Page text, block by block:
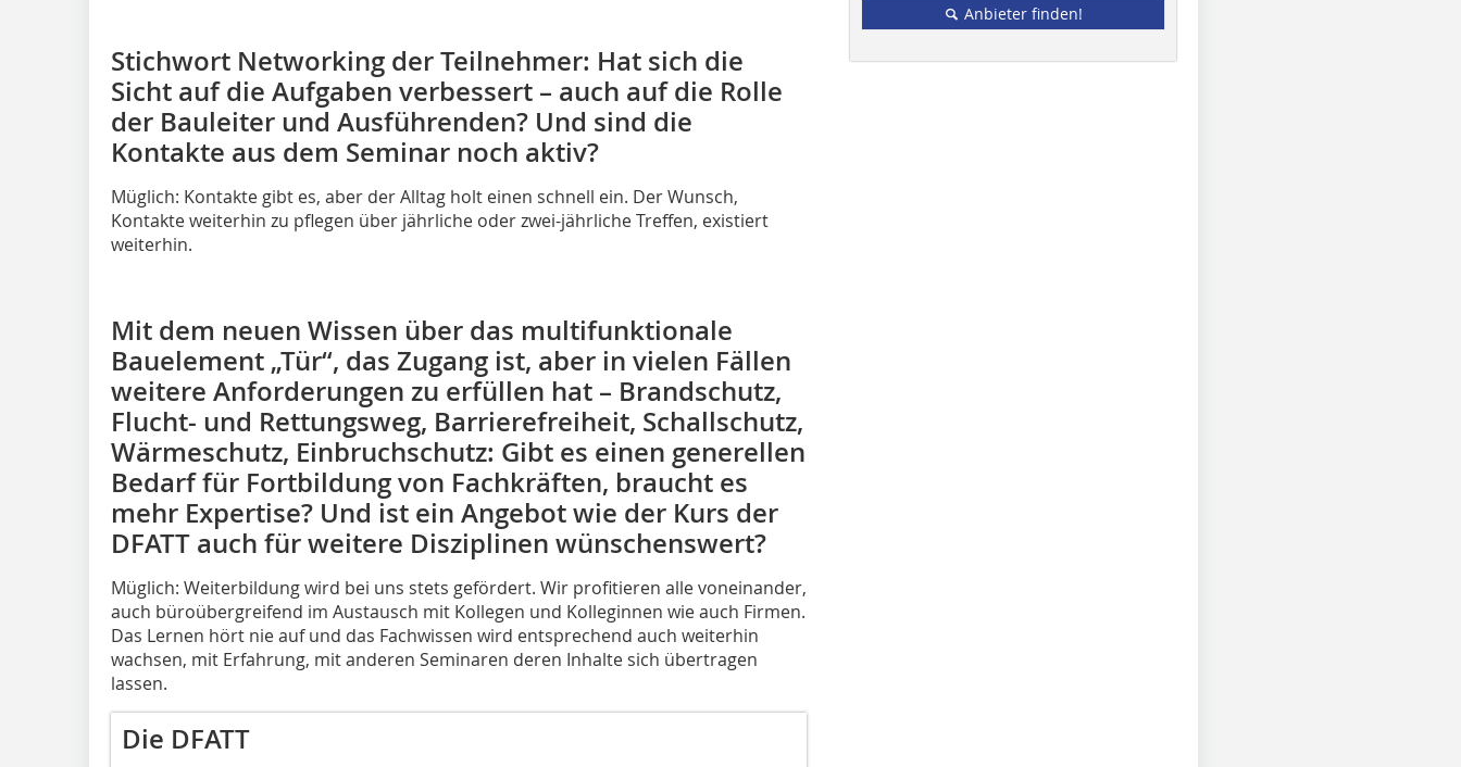
Stichwort Networking der Teilnehmer: Hat sich die
Sicht auf die Aufgaben verbessert – auch auf die Rolle
der Bauleiter und Ausführenden? Und sind die
Kontakte aus dem Seminar noch aktiv?
Müglich: Kontakte gibt es, aber der Alltag holt einen schnell ein. Der Wunsch,
Kontakte weiterhin zu pflegen über jährliche oder zwei-jährliche Treffen, existiert
weiterhin.
Mit dem neuen Wissen über das multifunktionale
Bauelement „Tür“, das Zugang ist, aber in vielen Fällen
weitere Anforderungen zu erfüllen hat – Brandschutz,
Flucht- und Rettungsweg, Barrierefreiheit, Schallschutz,
Wärmeschutz, Einbruchschutz: Gibt es einen generellen
Bedarf für Fortbildung von Fachkräften, braucht es
mehr Expertise? Und ist ein Angebot wie der Kurs der
DFATT auch für weitere Disziplinen wünschenswert?
Müglich: Weiterbildung wird bei uns stets gefördert. Wir profitieren alle voneinander,
auch büroübergreifend im Austausch mit Kollegen und Kolleginnen wie auch Firmen.
Das Lernen hört nie auf und das Fachwissen wird entsprechend auch weiterhin
wachsen, mit Erfahrung, mit anderen Seminaren deren Inhalte sich übertragen
lassen.
Die DFATT
Anbieter finden!